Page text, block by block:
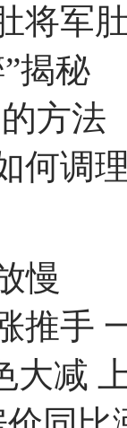
将军
揭秘
方法
何调
慢
推手
大减